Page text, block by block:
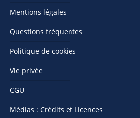
Mentions légales
Questions fréquentes
Politique de cookies
Vie privée
CGU
Médias : Crédits et Licences